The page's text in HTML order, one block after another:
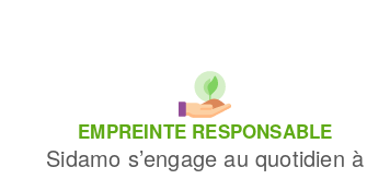
EMPREINTE RESPONSABLE
Sidamo s’engage au quotidien à